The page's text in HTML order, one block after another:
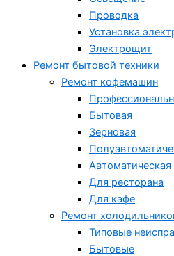
Проводка
Установка
Электрощит
Ремонт бытовой техники
Ремонт кофемашин
Бытовая
Зерновая
Автоматическая
Для ресторана
Для кафе
Ремонт
Типовые
Бытовые